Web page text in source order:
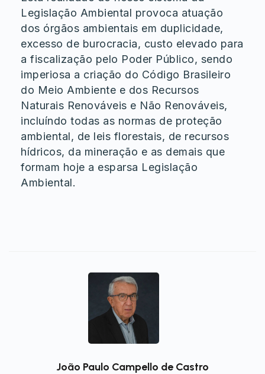
Legislação Ambiental provoca atuação
dos órgãos ambientais em duplicidade,
excesso de burocracia, custo elevado para
a fiscalização pelo Poder Público, sendo
imperiosa a criação do Código Brasileiro
do Meio Ambiente e dos Recursos
Naturais Renováveis e Não Renováveis,
incluíndo todas as normas de proteção
ambiental, de leis florestais, de recursos
hídricos, da mineração e as demais que
formam hoje a esparsa Legislação
Ambiental.
João Paulo Campello de Castro